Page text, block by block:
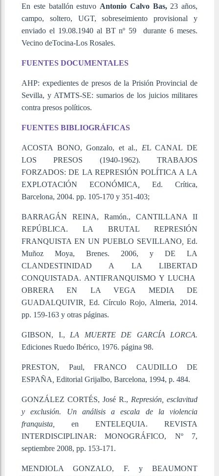
En este batallón estuvo Antonio Calvo Bas,23 años,
campo, soltero, UGT, sobreseimiento provisional y
enviado el 19.08.1940 al BT nº 59
durante 6 meses.
Vecino deTocina-Los Rosales.
FUENTES DOCUMENTALES
AHP: expedientes de presos de la Prisión Provincial de
Sevilla, y ATMTS-SE: sumarios de los juicios militares
contra presos políticos.
FUENTES BIBLIOGRÁFICAS
ACOSTA BONO, Gonzalo, et al., EL CANAL DE
LOS PRESOS (1940-1962). TRABAJOS
FORZADOS: DE LA REPRESIÓN POLÍTICA A LA
EXPLOTACIÓN ECONÓMICA
Ed. Crítica,
Barcelona, 2004. pp. 105-170 y 351-403;
BARRAGÁN REINA, Ramón., CANTILLANA II
REPÚBLICA. LA BRUTAL REPRESIÓN
FRANQUISTA EN UN PUEBLO SEVILLANO
Ed.
Muñoz Moya, Brenes. 2006, y DE LA
CLANDESTINIDAD A LA LIBERTAD
CONQUISTADA. ANTIFRANQUISMO Y LUCHA
OBRERA EN LA VEGA MEDIA DE
GUADALQUIVIR
Ed. Círculo Rojo, Almeria, 2014.
pp. 159-163 y otras páginas.
GIBSON, I., LA MUERTE DE GARCÍA LORCA.
Ediciones Ruedo Ibérico, 1976. página 98.
PRESTON, Paul, FRANCO CAUDILLO DE
ESPAÑA Editorial Grijalbo, Barcelona, 1994, p. 484.
GONZÁLEZ CORTÉS, José R., Represión, esclavitud
y exclusión. Un análisis a escala de la violencia
franquista,
en ENTELEQUIA. REVISTA
INTERDISCIPLINAR: MONOGRÁFICO, Nº 7,
septiembre 2008, pp. 153-171.
MENDIOLA GONZALO, F. y BEAUMONT